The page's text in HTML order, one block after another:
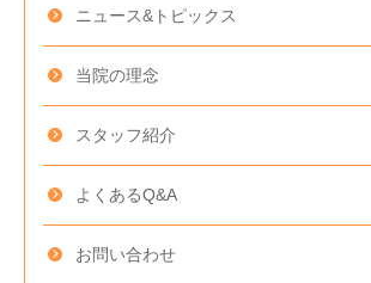
ニュース&トピックス
当院の理念
スタッフ紹介
よくあるQ&A
お問い合わせ